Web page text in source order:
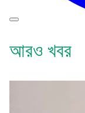
আরও খবর